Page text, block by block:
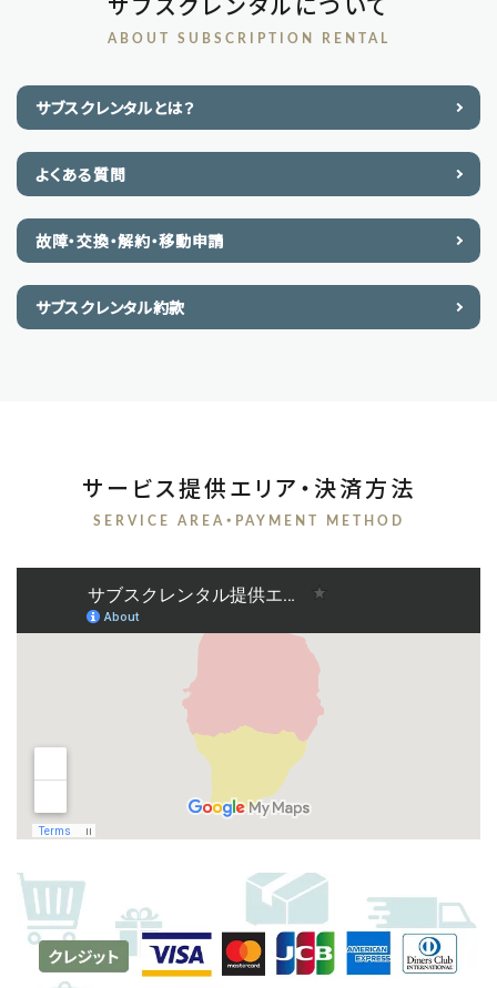
ABOUT SUBSCRIPTION RENTAL
サブスクレンタルとは？
よくある質問
故障・交換・解約・移動申請
サブスクレンタル約款
サービス提供エリア・決済方法
SERVICE AREA・PAYMENT METHOD